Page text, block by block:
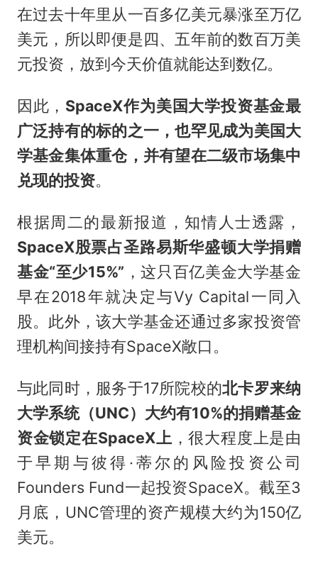
在过去十年里从一百多亿美元暴涨至万亿
美元，所以即便是四、五年前的数百万美
元投资，放到今天价值就能达到数亿。
因此， SpaceX作为美国大学投资基金最
广泛持有的标的之一，也罕见成为美国大
学基金集体重仓，并有望在二级市场集中
兑现的投资。
根据周二的最新报道，知情人士透露，
SpaceX股票占圣路易斯华盛顿大学捐赠
基金“至少15%” ，这只百亿美金大学基金
早在2018年就决定与Vy Capital一同入
股。此外，该大学基金还通过多家投资管
理机构间接持有SpaceX敞口。
与此同时，服务于17所院校的北卡罗来纳
大学系统（UNC）大约有10%的捐赠基金
资金锁定在SpaceX上 ，很大程度上是由
于早期与彼得·蒂尔的风险投资公司
Founders Fund一起投资SpaceX。截至3
月底，UNC管理的资产规模大约为150亿
美元。